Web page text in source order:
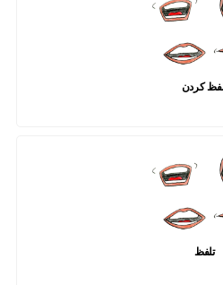
کردن
تلفظ